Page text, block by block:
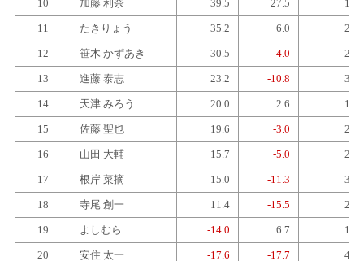
10 加藤 利奈 39.5 27.5 1
11 たきりょう 35.2 6.0 2
12 笹木 かずあき 30.5 -4.0 2
13 進藤 泰志 23.2 -10.8 3
14 天津 みろう 20.0 2.6 1
15 佐藤 聖也 19.6 -3.0 2
16 山田 大輔 15.7 -5.0 2
17 根岸 菜摘 15.0 -11.3 3
18 寺尾 創一 11.4 -15.5 2
19 よしむら -14.0 6.7 1
20 安住 太一 -17.6 -17.7 4